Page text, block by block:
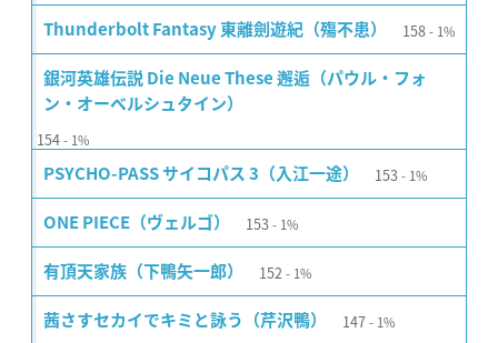
Thunderbolt Fantasy 東離劍遊紀（殤不患） 158 1%
銀河英雄伝説 Die Neue These 邂逅（パウル・フォ
ン・オーベルシュタイン）
154 1%
PSYCHO-PASS サイコパス 3（入江一途） 153 1%
ONE PIECE（ヴェルゴ） 153 1%
有頂天家族（下鴨矢一郎） 152 1%
茜さすセカイでキミと詠う（芹沢鴨） 147 1%